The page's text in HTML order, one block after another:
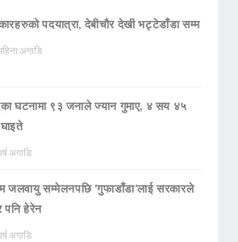
पदयात्रा, देबीचौर देखी भट्टेडाँडा सम्म
अगाडि
घटनामा ९३ जनाले ज्यान गुमाए, ४ सय ४५
अगाडि
जलवायु सम्मेलनपछि ‘गुफाडाँडा’लाई सरकारले
पनि हेरेन
अगाडि